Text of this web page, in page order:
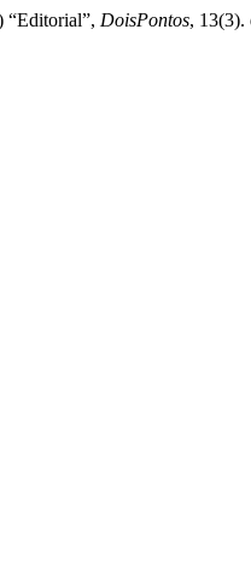
“Editorial”, DoisPontos, 13(3).